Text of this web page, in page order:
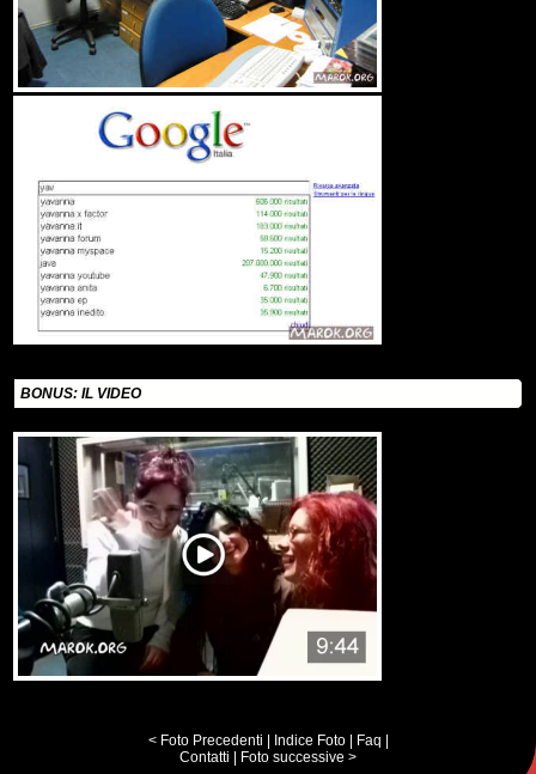
BONUS: IL VIDEO
< Foto Precedenti Indice Foto| Faq
Contatti
Foto successive >